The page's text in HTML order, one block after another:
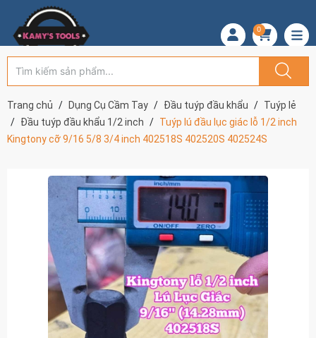
0
Trang chủ Dụng Cụ Cầm Tay Đầu tuýp đầu khẩu
Tuýp lẻ
Đầu tuýp đầu khẩu 1/2 inch
Tuýp lú đầu lục giác lỗ 1/2 inch
Kingtony cỡ 9/16 5/8 3/4 inch 402518S 402520S 402524S